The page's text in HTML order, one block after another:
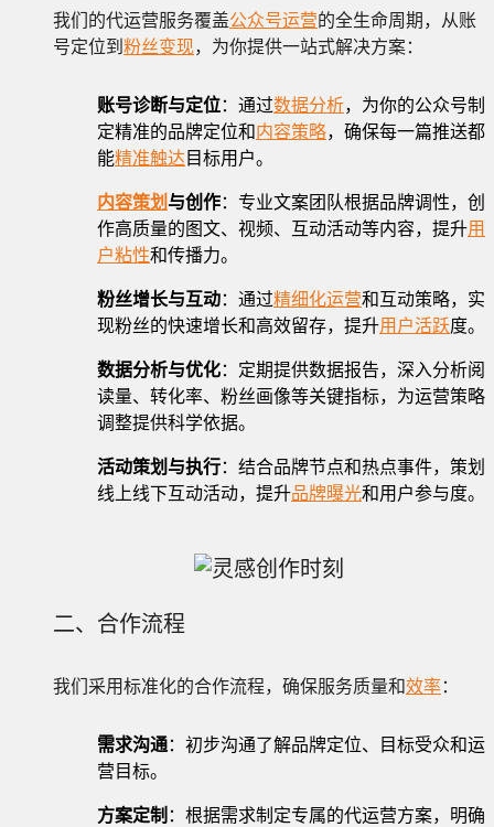
我们的代运营服务覆盖公众号运营的全生命周期，从账
号定位到粉丝变现，为你提供一站式解决方案：
账号诊断与定位：通过数据分析，为你的公众号制
定精准的品牌定位和内容策略，确保每一篇推送都
能精准触达 目标用户。
内容策划 与创作：专业文案团队根据品牌调性，创
作高质量的图文、视频、互动活动等内容，提升用
户粘性和传播力。
粉丝增长与互动：通过精细化运营和互动策略，实
现粉丝的快速增长和高效留存，提升用户活跃度。
数据分析与优化：定期提供数据报告，深入分析阅
读量、转化率、粉丝画像等关键指标，为运营策略
调整提供科学依据。
活动策划与执行：结合品牌节点和热点事件，策划
线上线下互动活动，提升品牌曝光和用户参与度。
二、合作流程
我们采用标准化的合作流程，确保服务质量和效率：
需求沟通：初步沟通了解品牌定位、目标受众和运
营目标。
方案定制 ：根据需求制定专属的代运营方案，明确